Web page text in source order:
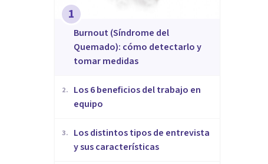
1
Burnout (Síndrome del
Quemado): cómo detectarlo y
tomar medidas
2.
​Los 6 beneficios del trabajo en
equipo
3.
​Los distintos tipos de entrevista
y sus características